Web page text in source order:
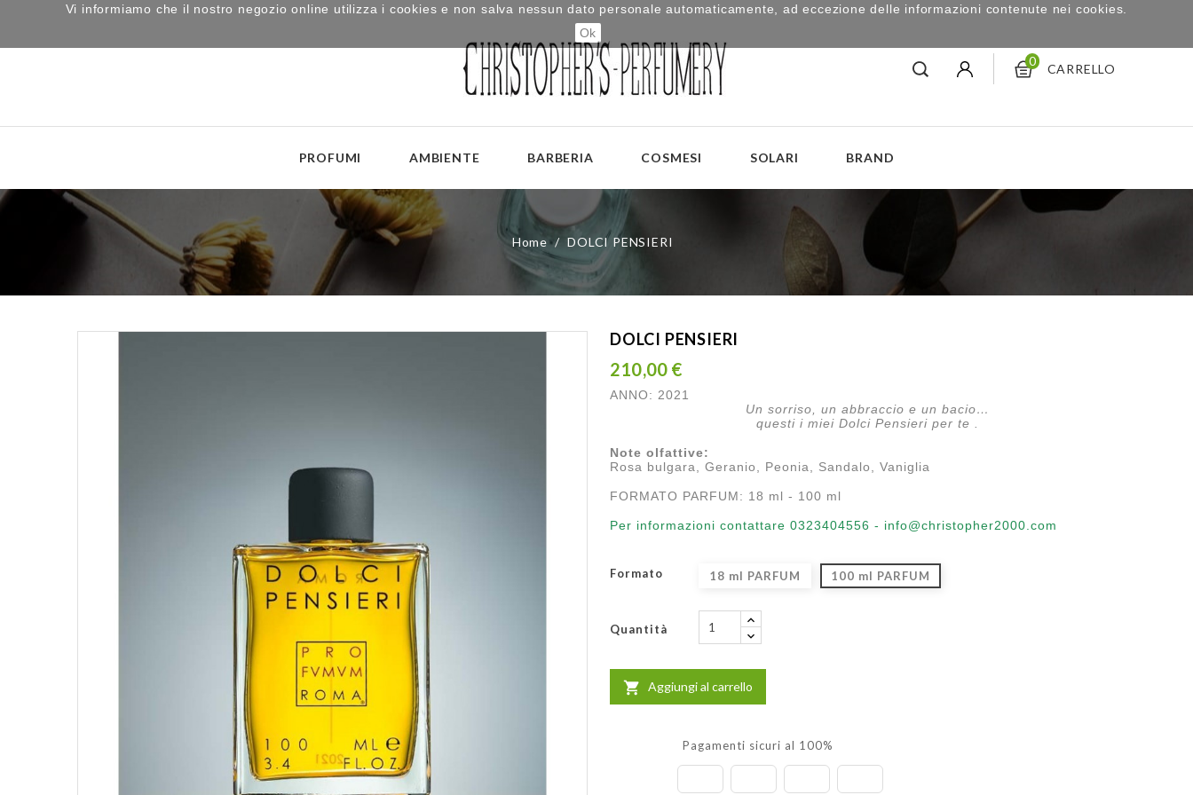
CARRELLO
0
PROFUMI AMBIENTE BARBERIA COSMESI SOLARI BRAND
Home DOLCI PENSIERI
DOLCI PENSIERI
210,00 €
ANNO: 2021
Un sorriso, un abbraccio e un bacio…
questi i miei Dolci Pensieri per te .
Note olfattive:
Rosa bulgara, Geranio, Peonia, Sandalo, Vaniglia
FORMATO PARFUM: 18 ml - 100 ml
Per informazioni contattare 0323404556 - info@christopher2000.com
Formato 18 ml PARFUM 100 ml PARFUM
Quantità
 Aggiungi al carrello
Pagamenti sicuri al 100%
Vi informiamo che il nostro negozio online utilizza i cookies e non salva nessun dato personale automaticamente, ad eccezione delle informazioni contenute nei cookies.
Ok